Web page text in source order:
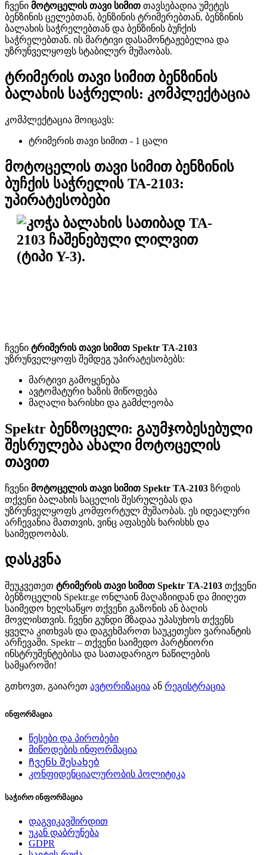
ჩვენი მოტოცელის თავი სიმით თავსებადია უმეტეს
ბენზინის ცელებთან, ბენზინის ტრიმერებთან, ბენზინის
ბალახის საჭრელებთან და ბენზინის ბუჩქის
საჭრელებთან. ის მარტივი დასამონტაჟებელია და
უზრუნველყოფს სტაბილურ მუშაობას.
ტრიმერის თავი სიმით ბენზინის
ბალახის საჭრელის: კომპლექტაცია
კომპლექტაცია მოიცავს:
ტრიმერის თავი სიმით - 1 ცალი
მოტოცელის თავი სიმით ბენზინის
ბუჩქის საჭრელის TA-2103:
უპირატესობები
ჩვენი ტრიმერის თავი სიმით Spektr TA-2103
უზრუნველყოფს შემდეგ უპირატესობებს:
მარტივი გამოყენება
ავტომატური ხაზის მიწოდება
მაღალი ხარისხი და გამძლეობა
Spektr ბენზოცელი: გაუმჯობესებული
შესრულება ახალი მოტოცელის
თავით
ჩვენი მოტოცელის თავი სიმით Spektr TA-2103 ზრდის
თქვენი ბალახის საცელის შესრულებას და
უზრუნველყოფს კომფორტულ მუშაობას. ეს იდეალური
არჩევანია მათთვის, ვინც აფასებს ხარისხს და
საიმედოობას.
დასკვნა
შეუკვეთეთ ტრიმერის თავი სიმით Spektr TA-2103 თქვენი
ბენზოცელის Spektr.ge ონლაინ მაღაზიიდან და მიიღეთ
საიმედო ხელსაწყო თქვენი გაზონის ან ბაღის
მოვლისთვის. ჩვენი გუნდი მზადაა უპასუხოს თქვენს
ყველა კითხვას და დაგეხმაროთ საუკეთესო ვარიანტის
არჩევაში. Spektr – თქვენი საიმედო პარტნიორი
ინსტრუმენტებისა და სათადარიგო ნაწილების
სამყაროში!
გთხოვთ, გაიარეთ ავტორიზაცია ან რეგისტრაცია
ინფორმაცია
წესები და პირობები
მიწოდების ინფორმაცია
Ჩვენს შესახებ
კონფიდენციალურობის პოლიტიკა
საჭირო ინფორმაცია
დაგვიკავშირდით
უკან დაბრუნება
GDPR